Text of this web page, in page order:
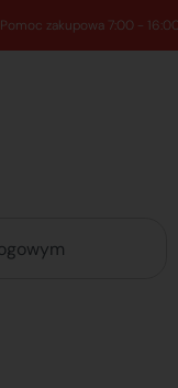
7:00 - 16:00